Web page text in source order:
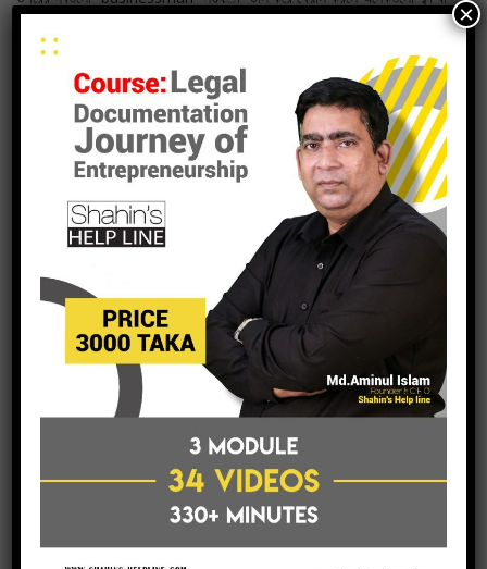
– who works /regularly employed/ who is employed
– commerce/business/company
– at executive level/ executive, or owner/white collar jobs
উপরের “businessman” সম্পকিত কাজগুলোকে যদি সহজভবে বলা যেতে পারে যে,
“একজন ব্যাক্তি, যিনি মালিক/চাকুরীজীবি হিসাবে একটি প্রতিষ্ঠানের সাথে জড়িত, যেই
উদাহরন:
একজন পান বিক্রেতা (রহিম) দৈনিক বড় বাজার থেকে পান কিনে এনে, পাড়ায়, পাড়ায় ঘুরে
বিক্রি করে বড় দোকানের টাকা পরিশোধ করেন ।
আপনি উনাকে কি বলবেন একজন উদ্যোক্তা নাকি একজন ব্যবসায়ী ?
“entrepreneur” এর আলোচনা থেকে মোটামোটি একটি পরিস্কার একটা ধারনা পাওয়া
গেছে যে, একজন উদ্যোক্তা তার পণ্যের মাধ্যমে, একটি প্রতিষ্ঠান তৈরীর মাধ্যমে ঝুকিঁ
নিয়ে আথিক লাভের জন্য কাজ করে থাকেন । এখানে পান বিক্রেতা পান বিক্রি করে
আথিকভাবে লাভবান হলেও, বাকি অন্য বিষয়গুলো কিন্তু অনুপস্থিত, যেমন: নিজস্ব পণ্য
×